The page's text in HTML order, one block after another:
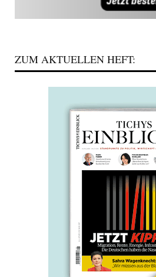
ZUM AKTUELLEN HEFT: